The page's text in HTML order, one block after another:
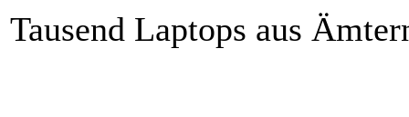
Tausend Laptops aus